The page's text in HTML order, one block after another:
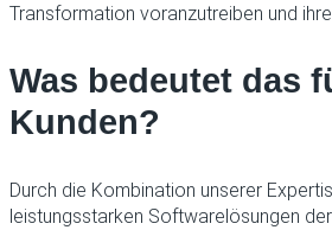
Transformation voranzutreiben und
Was bedeutet das
Kunden?
Durch die Kombination unserer
leistungsstarken Softwarelösungen